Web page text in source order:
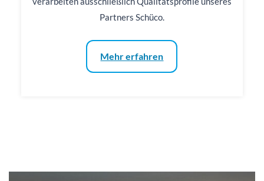
Partners Schüco.
Mehr erfahren